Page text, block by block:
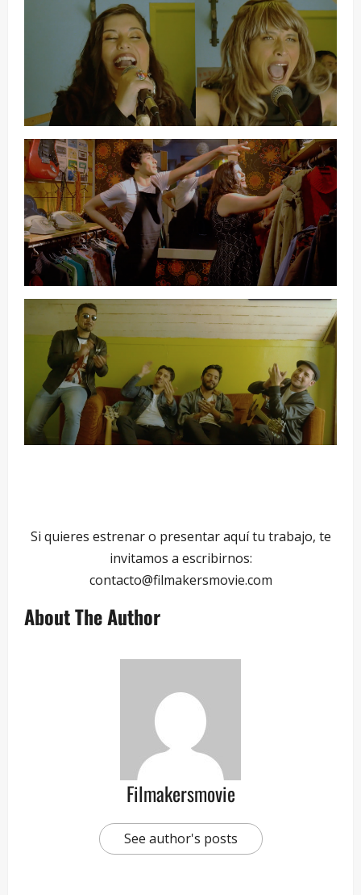
Si quieres estrenar o presentar aquí tu trabajo, te
invitamos a escribirnos:
contacto@filmakersmovie.com
About The Author
Filmakersmovie
See author's posts